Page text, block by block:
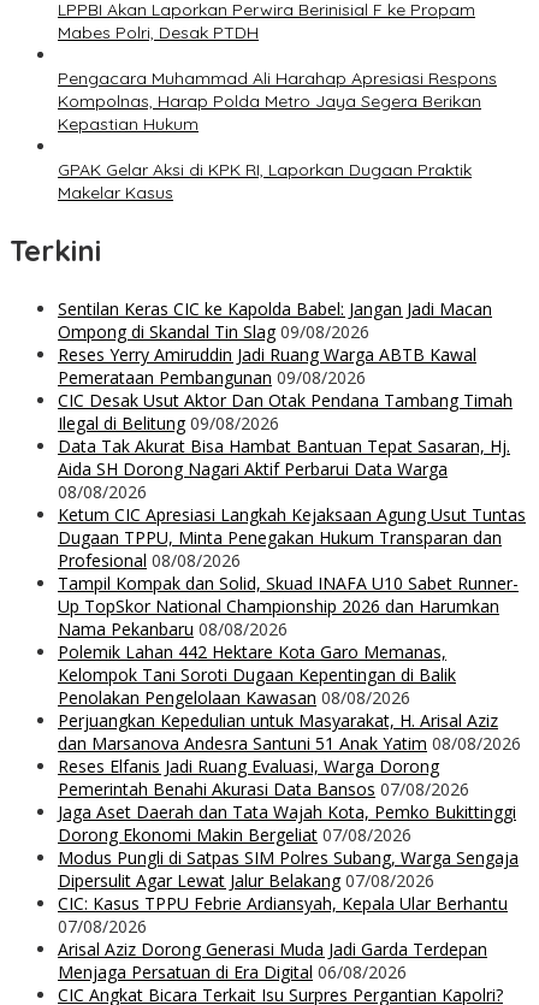
LPPBI Akan Laporkan Perwira Berinisial F ke Propam
Mabes Polri, Desak PTDH
Pengacara Muhammad Ali Harahap Apresiasi Respons
Kompolnas, Harap Polda Metro Jaya Segera Berikan
Kepastian Hukum
GPAK Gelar Aksi di KPK RI, Laporkan Dugaan Praktik
Makelar Kasus
Terkini
Sentilan Keras CIC ke Kapolda Babel: Jangan Jadi Macan
Ompong di Skandal Tin Slag 09/08/2026
Reses Yerry Amiruddin Jadi Ruang Warga ABTB Kawal
Pemerataan Pembangunan 09/08/2026
CIC Desak Usut Aktor Dan Otak Pendana Tambang Timah
Ilegal di Belitung 09/08/2026
Data Tak Akurat Bisa Hambat Bantuan Tepat Sasaran, Hj.
Aida SH Dorong Nagari Aktif Perbarui Data Warga
08/08/2026
Ketum CIC Apresiasi Langkah Kejaksaan Agung Usut Tuntas
Dugaan TPPU, Minta Penegakan Hukum Transparan dan
Profesional 08/08/2026
Tampil Kompak dan Solid, Skuad INAFA U10 Sabet Runner-
Up TopSkor National Championship 2026 dan Harumkan
Nama Pekanbaru 08/08/2026
Polemik Lahan 442 Hektare Kota Garo Memanas,
Kelompok Tani Soroti Dugaan Kepentingan di Balik
Penolakan Pengelolaan Kawasan 08/08/2026
Perjuangkan Kepedulian untuk Masyarakat, H. Arisal Aziz
dan Marsanova Andesra Santuni 51 Anak Yatim 08/08/2026
Reses Elfanis Jadi Ruang Evaluasi, Warga Dorong
Pemerintah Benahi Akurasi Data Bansos 07/08/2026
Jaga Aset Daerah dan Tata Wajah Kota, Pemko Bukittinggi
Dorong Ekonomi Makin Bergeliat 07/08/2026
Modus Pungli di Satpas SIM Polres Subang, Warga Sengaja
Dipersulit Agar Lewat Jalur Belakang 07/08/2026
CIC: Kasus TPPU Febrie Ardiansyah, Kepala Ular Berhantu
07/08/2026
Arisal Aziz Dorong Generasi Muda Jadi Garda Terdepan
Menjaga Persatuan di Era Digital 06/08/2026
CIC Angkat Bicara Terkait Isu Surpres Pergantian Kapolri?